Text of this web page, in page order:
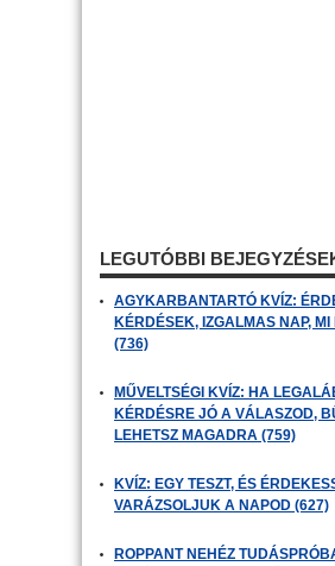
LEGUTÓBBI
AGYKARBANTARTÓ KVÍZ:
KÉRDÉSEK, IZGALMAS NAP,
(736)
MŰVELTSÉGI KVÍZ: HA
KÉRDÉSRE JÓ A VÁLASZOD,
LEHETSZ MAGADRA (759)
KVÍZ: EGY TESZT, ÉS
VARÁZSOLJUK A NAPOD (627)
ROPPANT NEHÉZ